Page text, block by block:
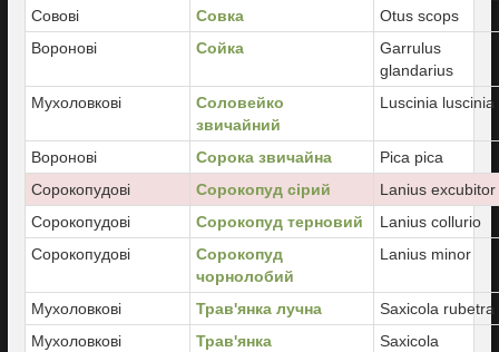
Совові
Совка
Otus scops
Воронові
Сойка
Garrulus
glandarius
Мухоловкові
Соловейко
звичайний
Luscinia luscinia
Воронові Сорока звичайна
Pica pica
Сорокопудові
Сорокопуд сірий
Lanius excubitor
Сорокопудові
Сорокопуд терновий
Lanius collurio
Сорокопудові
Сорокопуд
чорнолобий
Lanius minor
Мухоловкові Трав'янка лучна
Saxicola rubetra
Мухоловкові
Трав'янка
Saxicola